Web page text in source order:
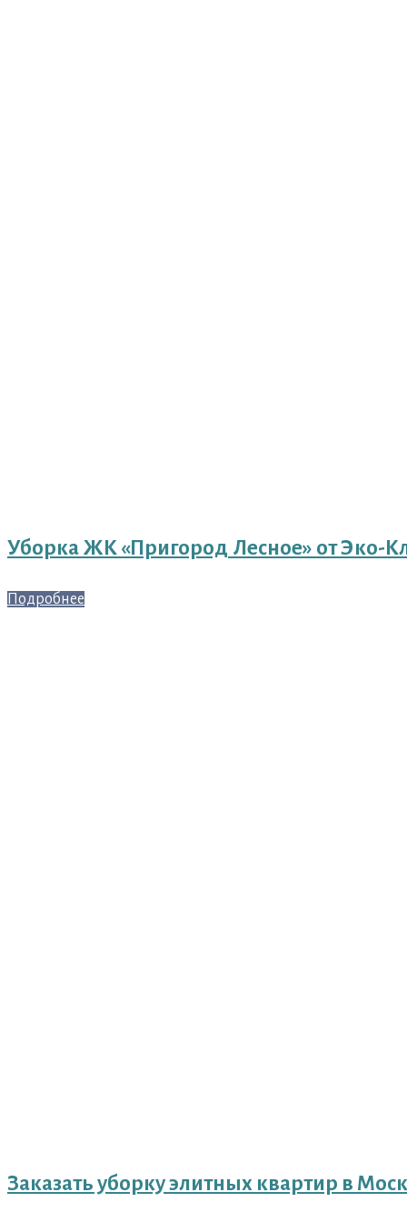
Уборка ЖК «Пригород Лесное» от Эко-
Подробнее
Заказать уборку элитных квартир в